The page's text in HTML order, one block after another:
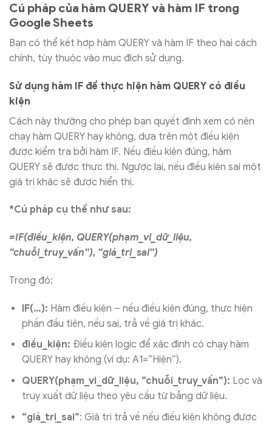
Cú pháp của hàm QUERY và hàm IF trong
Google Sheets
Bạn có thể kết hợp hàm QUERY và hàm IF theo hai cách
chính, tùy thuộc vào mục đích sử dụng.
Sử dụng hàm IF để thực hiện hàm QUERY có điều
kiện
Cách này thường cho phép bạn quyết định xem có nên
chạy hàm QUERY hay không, dựa trên một điều kiện
được kiểm tra bởi hàm IF. Nếu điều kiện đúng, hàm
QUERY sẽ được thực thị. Ngược lại, nếu điều kiện sai một
giá trị khác sẽ được hiển thị.
*Cú pháp cụ thể như sau:
=IF(điều_kiện, QUERY(phạm_vi_dữ_liệu,
“chuỗi_truy_vấn”), “giá_trị_sai”)
Trong đó:
IF(…): Hàm điều kiện – nếu điều kiện đúng, thực hiện
phần đầu tiên, nếu sai, trả về giá trị khác.
điều_kiện: Điều kiện logic để xác định có chạy hàm
QUERY hay không (ví dụ: A1=”Hiện”).
QUERY(phạm_vi_dữ_liệu, “chuỗi_truy_vấn”): Lọc và
truy xuất dữ liệu theo yêu cầu từ bảng dữ liệu.
“giá_trị_sai”: Giá trị trả về nếu điều kiện không được